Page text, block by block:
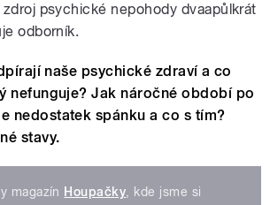
psychické nepohody dvaapůlkrát
odborník.
naše psychické zdraví a co
nefunguje? Jak náročné období po
nedostatek spánku a co s tím?
stavy.
magazín Houpačky, kde jsme si